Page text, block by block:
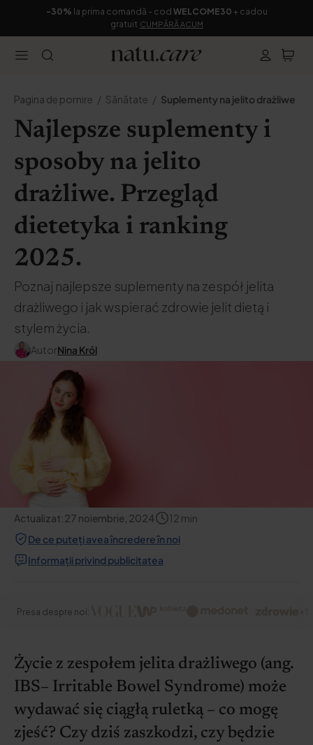
-30% la prima comandă - cod WELCOME30 + cadou
gratuit CUMPĂRĂ ACUM
Pagina de pornire Sănătate Suplementy na jelito drażliwe
Najlepsze suplementy i
sposoby na jelito
drażliwe. Przegląd
dietetyka i ranking
2025.
Poznaj najlepsze suplementy na zespół jelita
drażliwego i jak wspierać zdrowie jelit dietą i
stylem życia.
AutorNina Król
Actualizat:27 noiembrie, 2024 12 min
De ce puteți avea încredere în noi
Informații privind publicitatea
Presa despre noi:
Życie z zespołem jelita drażliwego (ang.
IBS– Irritable Bowel Syndrome) może
wydawać się ciągłą ruletką – co mogę
zjeść? Czy dziś zaszkodzi, czy będzie